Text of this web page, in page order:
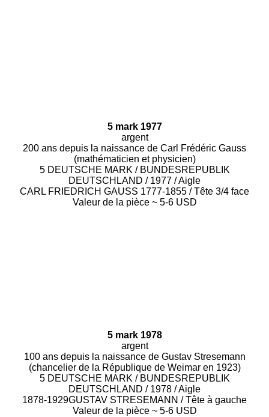
5 mark 1977
argent
200 ans depuis la naissance de Carl Frédéric Gauss
(mathématicien et physicien)
5 DEUTSCHE MARK / BUNDESREPUBLIK
DEUTSCHLAND / 1977 / Aigle
CARL FRIEDRICH GAUSS 1777-1855 / Tête 3/4 face
Valeur de la pièce ~ 5-6 USD
5 mark 1978
argent
100 ans depuis la naissance de Gustav Stresemann
(chancelier de la République de Weimar en 1923)
5 DEUTSCHE MARK / BUNDESREPUBLIK
DEUTSCHLAND / 1978 / Aigle
1878-1929GUSTAV STRESEMANN / Tête à gauche
Valeur de la pièce ~ 5-6 USD